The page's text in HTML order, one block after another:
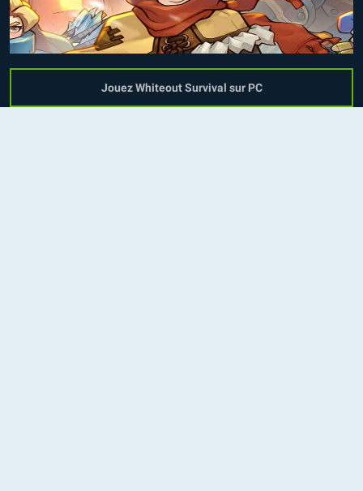
Jouez Whiteout Survival sur PC